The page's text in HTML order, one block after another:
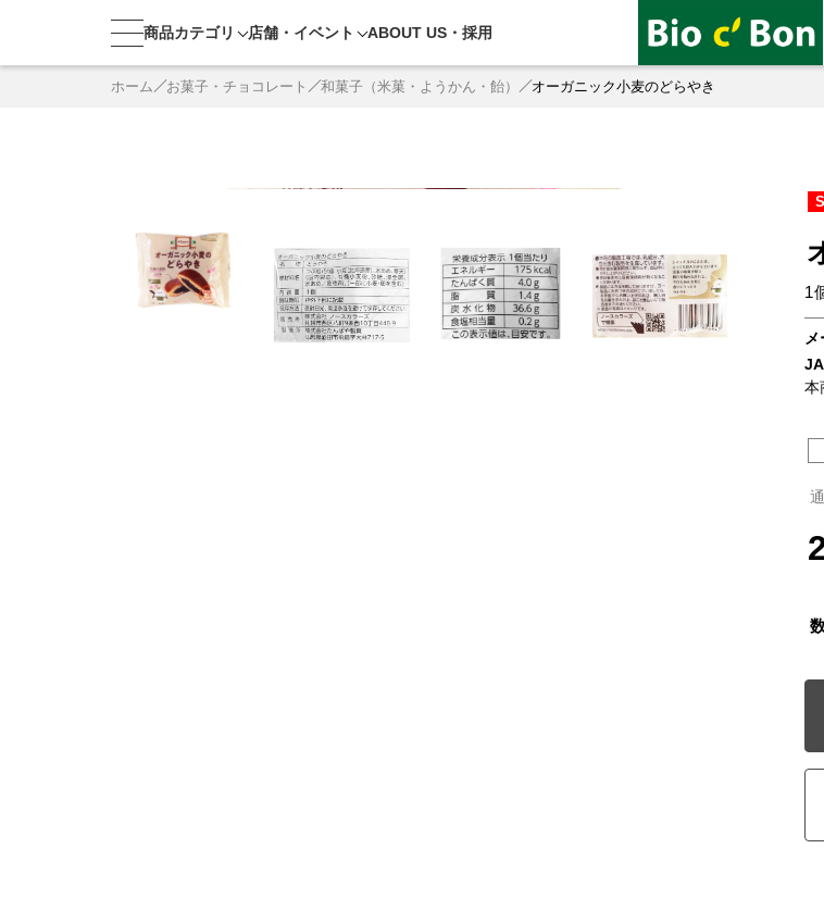
商品カテゴリ 店舗・ イベント ABOUT US・ 採用
ホーム お菓子・チョコレート 和菓子（米菓・ようかん・飴） オーガニック小麦のどらやき
1
本